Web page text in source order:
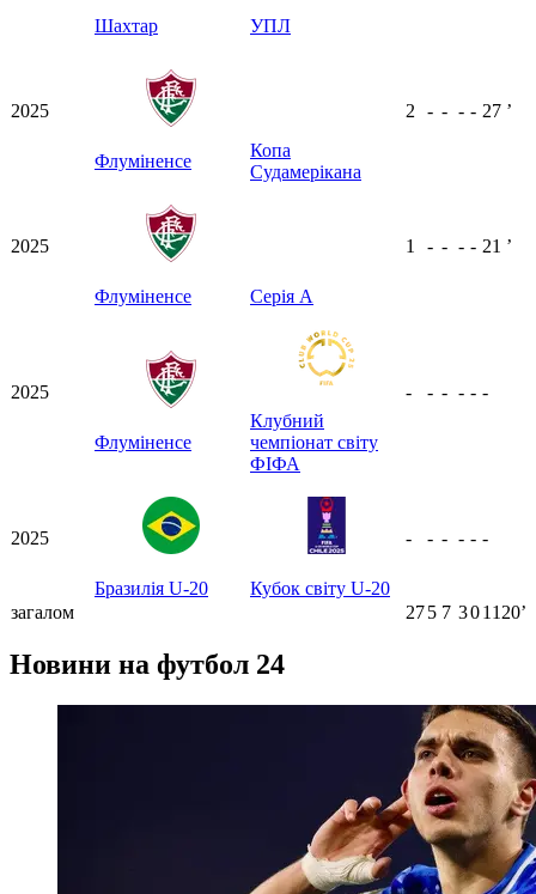
Шахтар УПЛ
2025
Флуміненсе
Копа
Судамерікана
2 - - - - 27 ʼ
2025
Флуміненсе Серія А
1 - - - - 21 ʼ
2025
Флуміненсе
Клубний
чемпіонат світу
ФІФА
- - - - - -
2025
Бразилія U-20 Кубок світу U-20
- - - - - -
загалом 275 7 301120ʼ
Новини на футбол 24